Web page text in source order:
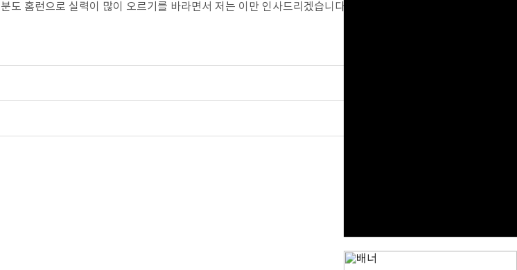
홈런으로 실력이 많이 오르기를 바라면서 저는 이만 인사드리겠습니다! 마지막으로 신경써주시는 홈런선